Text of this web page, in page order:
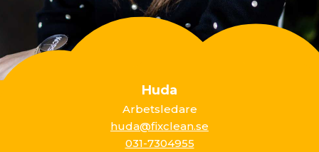
Huda
Arbetsledare
huda@fixclean.se
031-7304955